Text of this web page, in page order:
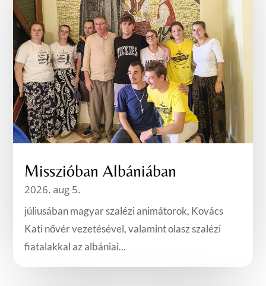
Misszióban Albániában
2026. aug 5.
júliusában magyar szalézi animátorok, Kovács
Kati nővér vezetésével, valamint olasz szalézi
fiatalakkal az albániai...